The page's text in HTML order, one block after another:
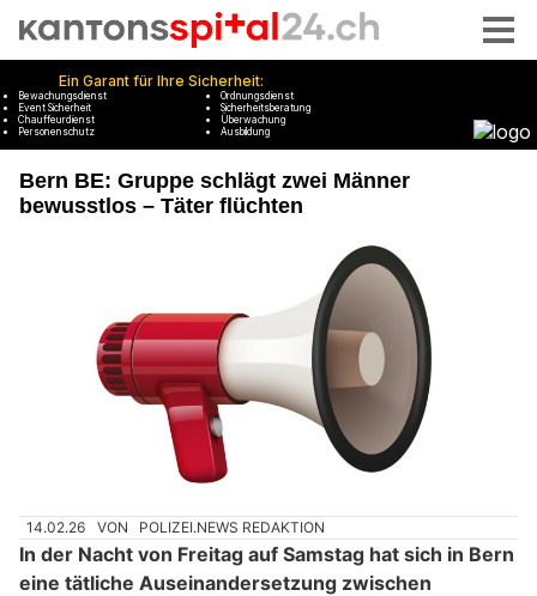
Bern BE: Gruppe schlägt zwei Männer
bewusstlos – Täter flüchten
14.02.26 VON POLIZEI.NEWS REDAKTION
In der Nacht von Freitag auf Samstag hat sich in Bern
eine tätliche Auseinandersetzung zwischen